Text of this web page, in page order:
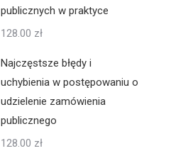
publicznych w praktyce
128.00 zł
Najczęstsze błędy i
uchybienia w postępowaniu o
udzielenie zamówienia
publicznego
128.00 zł